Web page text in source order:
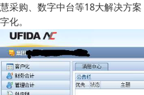
慧采购、数字中台等18大解决方
字化。